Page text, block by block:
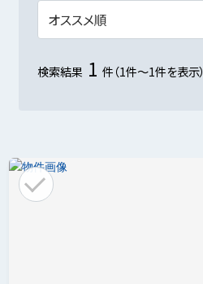
検索結果 1 件（1件～1件を表示）